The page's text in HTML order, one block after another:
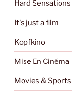
Hard Sensations
It's just a film
Kopfkino
Mise En Cinéma
Movies & Sports